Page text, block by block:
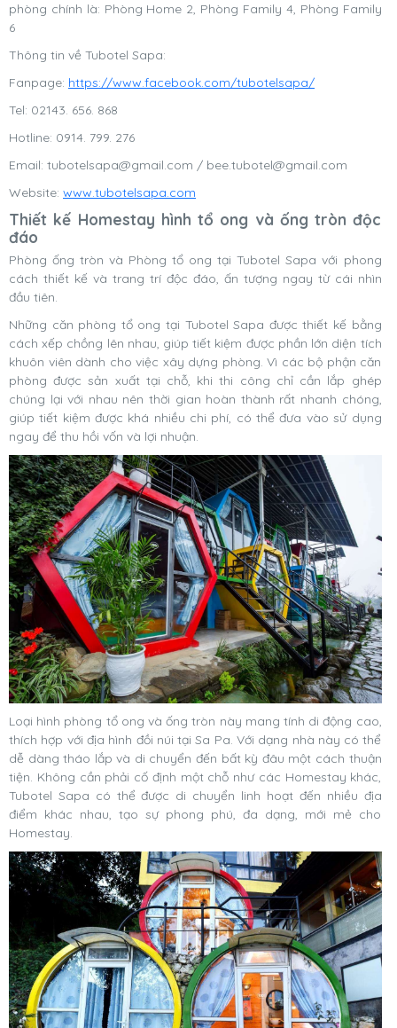
phòng chính là: Phòng Home 2, Phòng Family 4, Phòng Family
6
Thông tin về Tubotel Sapa:
Fanpage: https://www.facebook.com/tubotelsapa/
Tel: 02143. 656. 868
Hotline: 0914. 799. 276
Email: tubotelsapa@gmail.com / bee.tubotel@gmail.com
Website: www.tubotelsapa.com
Thiết kế Homestay hình tổ ong và ống tròn độc
đáo
Phòng ống tròn và Phòng tổ ong tại Tubotel Sapa với phong
cách thiết kế và trang trí độc đáo, ấn tượng ngay từ cái nhìn
đầu tiên.
Những căn phòng tổ ong tại Tubotel Sapa được thiết kế bằng
cách xếp chồng lên nhau, giúp tiết kiệm được phần lớn diện tích
khuôn viên dành cho việc xây dựng phòng. Vì các bộ phận căn
phòng được sản xuất tại chỗ, khi thi công chỉ cần lắp ghép
chúng lại với nhau nên thời gian hoàn thành rất nhanh chóng,
giúp tiết kiệm được khá nhiều chi phí, có thể đưa vào sử dụng
ngay để thu hồi vốn và lợi nhuận.
Loại hình phòng tổ ong và ống tròn này mang tính di động cao,
thích hợp với địa hình đồi núi tại Sa Pa. Với dạng nhà này có thể
dễ dàng tháo lắp và di chuyển đến bất kỳ đâu một cách thuận
tiện. Không cần phải cố định một chỗ như các Homestay khác,
Tubotel Sapa có thể được di chuyển linh hoạt đến nhiều địa
điểm khác nhau, tạo sự phong phú, đa dạng, mới mẻ cho
Homestay.